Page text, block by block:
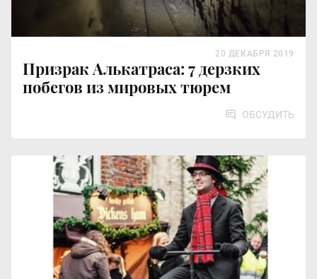
Призрак Алькатраса: 7 дерзких
побегов из мировых тюрем
20 ДЕКАБРЯ 2019
ОБСУДИТЬ